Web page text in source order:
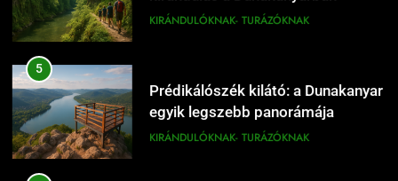
18
KIRÁNDULÓKNAK- TURÁZÓKNAK
19
KIRÁNDULÓKNAK- TURÁZÓKNAK
5
Prédikálószék kilátó: a Dunakanyar
egyik legszebb panorámája
KIRÁNDULÓKNAK- TURÁZÓKNAK